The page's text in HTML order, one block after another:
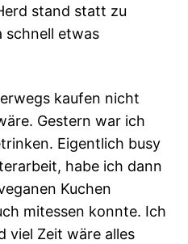
stand statt zu
schnell etwas
kaufen nicht
Gestern war ich
Eigentlich busy
habe ich dann
Kuchen
mitessen konnte. Ich
viel Zeit wäre alles